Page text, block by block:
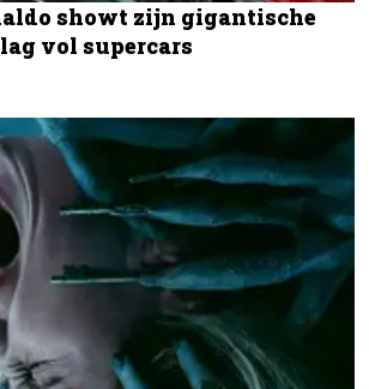
showt zijn gigantische
vol supercars